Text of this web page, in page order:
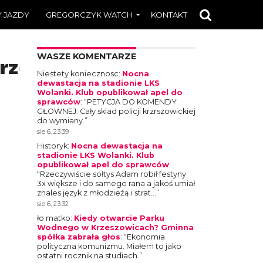
JAZDY GREGORCZYK WATCH KONTAKT
WASZE KOMENTARZE
Niestety koniecznosc: Nocna
dewastacja na stadionie LKS
Wolanki. Klub opublikował apel do
sprawców: “PETYCJA DO KOMENDY
GŁOWNEJ: Cały sklad policji krzrszowickiej
do wymiany.”
sie 6, 23:39
Historyk: Nocna dewastacja na
stadionie LKS Wolanki. Klub
opublikował apel do sprawców:
“Rzeczywiście sołtys Adam robił festyny
3x większe i do samego rana a jakoś umiał
znales język z młodzieżą i strat…”
sie 6, 23:32
ło matko: Kiedy otwarcie Parku
Wodnego w Krzeszowicach? Gminna
spółka zabrała głos: “Ekonomia
polityczna komunizmu. Miałem to jako
ostatni rocznik na studiach.”